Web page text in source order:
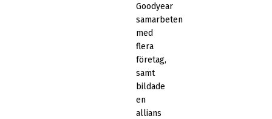
Goodyear
samarbeten
med
flera
företag,
samt
bildade
en
allians